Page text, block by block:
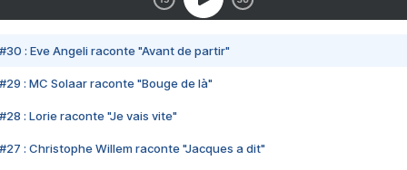
#30 : Eve Angeli raconte "Avant de partir"
#29 : MC Solaar raconte "Bouge de là"
#28 : Lorie raconte "Je vais vite"
#27 : Christophe Willem raconte "Jacques a dit"